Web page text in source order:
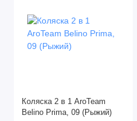
Коляска 2 в 1 AroTeam
Belino Prima, 09 (Рыжий)